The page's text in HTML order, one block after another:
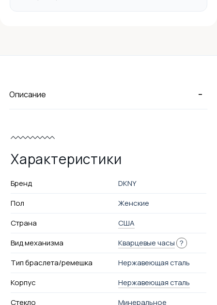
-
Описание
Характеристики
Бренд
DKNY
Пол
Женские
Страна
США
Вид механизма
Кварцевые часы ?
Тип браслета/ремешка
Нержавеющая сталь
Корпус
Нержавеющая сталь
Стекло
Минеральное